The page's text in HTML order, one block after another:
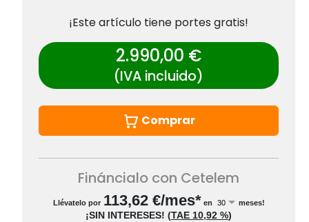
¡Este artículo tiene portes gratis!
2.990,00 €
(IVA incluido)
Comprar
Fináncialo con Cetelem
Llévatelo por 113,62€/mes* en meses!
¡SIN INTERESES! (TAE 10,92 %)